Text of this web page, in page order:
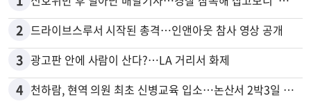
2 드라이브스루서 시작된 총격…인앤아웃 참사 영상 공개
3 광고판 안에 사람이 산다?…LA 거리서 화제
4 천하람, 현역 의원 최초 신병교육 입소…논산서 2박3일 생활